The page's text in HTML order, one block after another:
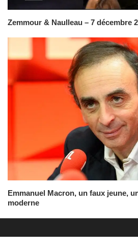
Zemmour & Naulleau – 7 décembre
Emmanuel Macron, un faux jeune,
moderne